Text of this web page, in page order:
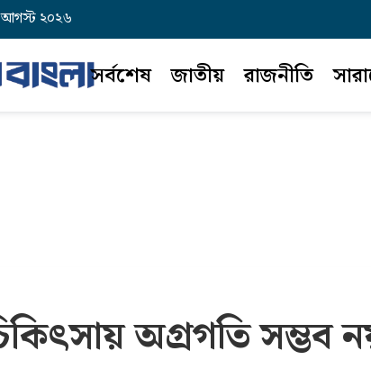
২০২৬
সর্বশেষ জাতীয় রাজনীতি
অগ্রগতি সম্ভব